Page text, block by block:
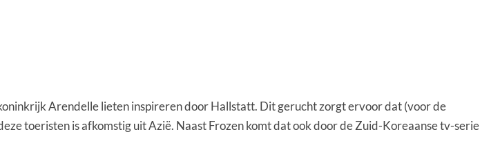
Arendelle lieten inspireren door Hallstatt. Dit gerucht zorgt ervoor dat (voor de
toeristen is afkomstig uit Azië. Naast Frozen komt dat ook door de Zuid-Koreaanse tv-serie